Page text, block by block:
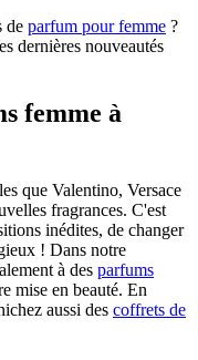
de parfum pour femme ?
dernières nouveautés
femme à
que Valentino, Versace
fragrances. C'est
inédites, de changer
! Dans notre
à des parfums
mise en beauté. En
aussi des coffrets de